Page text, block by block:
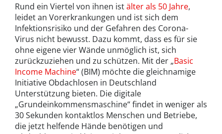
Rund ein Viertel von ihnen istälter als 50 Jahre,
leidet an Vorerkrankungen und ist sich dem
Infektionsrisiko und der Gefahren des Corona-
Virus nicht bewusst. Dazu kommt, dass es für sie
ohne eigene vier Wände unmöglich ist, sich
zurückzuziehen und zu schützen. Mit der „Basic
Income Machine“ (BIM) möchte die gleichnamige
Initiative Obdachlosen in Deutschland
Unterstützung bieten. Die digitale
„Grundeinkommensmaschine“ findet in weniger als
30 Sekunden kontaktlos Menschen und Betriebe,
die jetzt helfende Hände benötigen und